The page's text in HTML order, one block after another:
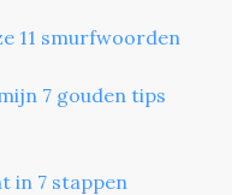
11 smurfwoorden
7 gouden tips
in 7 stappen